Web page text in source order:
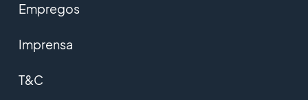
Empregos
Imprensa
T&C